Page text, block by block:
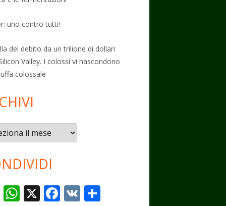
uno contro tutti!
del debito da un trilione di dollari
Valley. I colossi vi nascondono
colossale
T W X F V